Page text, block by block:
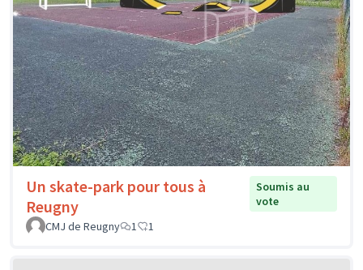
Un skate-park pour tous à
Reugny
Soumis au
vote
CMJ de Reugny
1 1